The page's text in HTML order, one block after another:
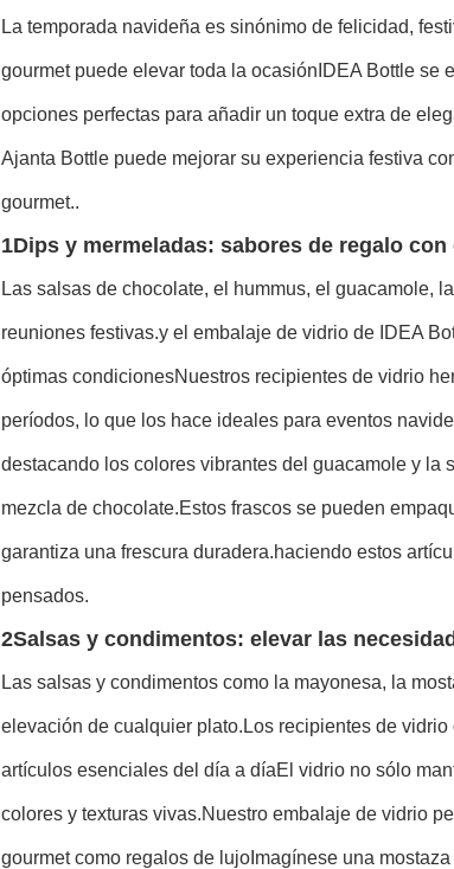
La temporada navideña es sinónimo de felicidad,
gourmet puede elevar toda la ocasiónIDEA Bottle
opciones perfectas para añadir un toque extra de
Ajanta Bottle puede mejorar su experiencia festiva
gourmet..
1Dips y mermeladas: sabores de regalo con
Las salsas de chocolate, el hummus, el guacamole,
reuniones festivas.y el embalaje de vidrio de IDEA
óptimas condicionesNuestros recipientes de vidrio
períodos, lo que los hace ideales para eventos
destacando los colores vibrantes del guacamole y la
mezcla de chocolate.Estos frascos se pueden
garantiza una frescura duradera.haciendo estos
pensados.
2Salsas y condimentos: elevar las
Las salsas y condimentos como la mayonesa, la
elevación de cualquier plato.Los recipientes de
artículos esenciales del día a díaEl vidrio no sólo
colores y texturas vivas.Nuestro embalaje de vidrio
gourmet como regalos de lujoImagínese una